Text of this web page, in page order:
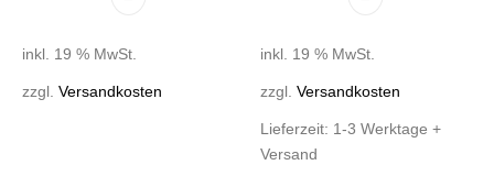
inkl. 19 % MwSt.
zzgl.Versandkosten
inkl. 19 % MwSt.
zzgl. Versandkosten
Lieferzeit: 1-3 Werktage +
Versand